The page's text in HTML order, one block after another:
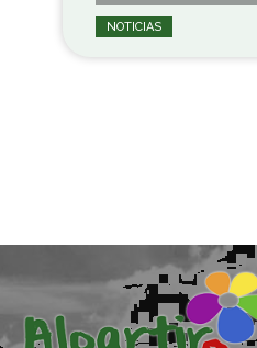
NOTICIAS